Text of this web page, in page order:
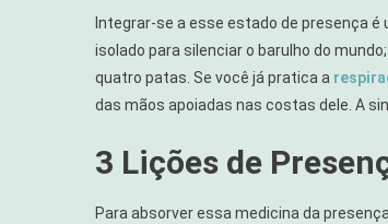
Integrar-se a esse estado de presença
isolado para silenciar o barulho do
quatro patas. Se você já pratica a
das mãos apoiadas nas costas dele. A
3 Lições de
Para absorver essa medicina da